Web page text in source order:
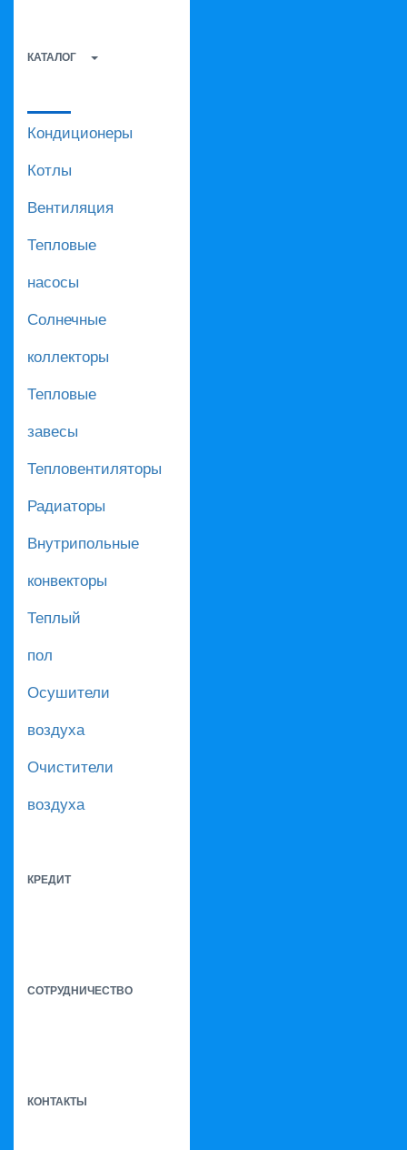
КАТАЛОГ
Кондиционеры
Котлы
Вентиляция
Тепловые
насосы
Солнечные
коллекторы
Тепловые
завесы
Тепловентиляторы
Радиаторы
Внутрипольные
конвекторы
Теплый
пол
Осушители
воздуха
Очистители
воздуха
КРЕДИТ
СОТРУДНИЧЕСТВО
КОНТАКТЫ